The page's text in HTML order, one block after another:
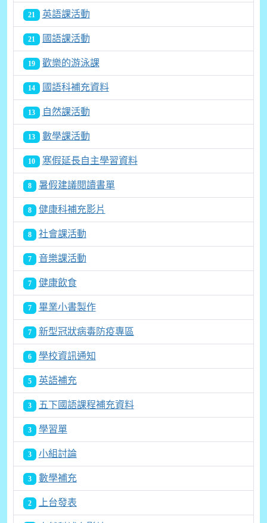
21 英語課活動
21 國語課活動
19 歡樂的游泳課
14 國語科補充資料
13 自然課活動
13 數學課活動
10 寒假延長自主學習資料
8 暑假建議閱讀書單
8 健康科補充影片
8 社會課活動
7 音樂課活動
7 健康飲食
7 畢業小書製作
7 新型冠狀病毒防疫專區
6 學校資訊通知
5 英語補充
3 五下國語課程補充資料
3 學習單
3 小組討論
3 數學補充
2 上台發表